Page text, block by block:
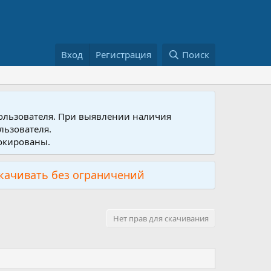
Вход Регистрация Поиск
При выявлении наличия
без ограничений
Нет прав для скачивания